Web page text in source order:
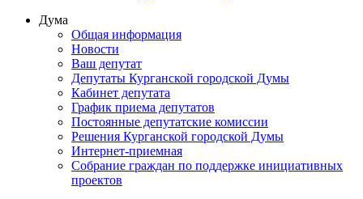
Дума
Общая информация
Новости
Ваш депутат
Депутаты Курганской городской Думы
Кабинет депутата
График приема депутатов
Постоянные депутатские комиссии
Решения Курганской городской Думы
Интернет-приемная
Собрание граждан по поддержке инициативных
проектов